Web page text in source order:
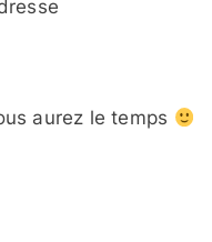
aurez le temps